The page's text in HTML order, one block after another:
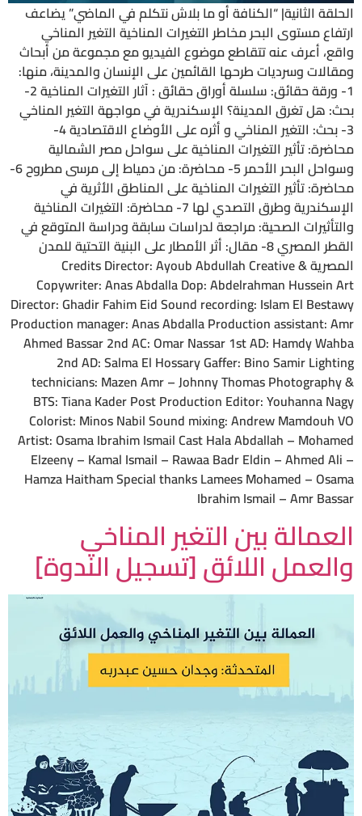
الحلقة الثانية| “الكنافة أو ما بلاش نتكلم في الماضي” يضاعف
ارتفاع مستوى البحر مخاطر التغيرات المناخية التغير المناخي
واقع، أعرف عنه تتقاطع موضوع الفيديو مع مجموعة من أبحاث
ومقالات وسرديات طرحها القائمين على الإنسان والمدينة، منها:
1- ورقة حقائق: سلسلة أوراق حقائق : آثار التغيرات المناخية 2-
بحث: هل تغرق المدينة؟ الإسكندرية في مواجهة التغير المناخي
3- بحث: التغير المناخي و أثره على الأوضاع الاقتصادية 4-
محاضرة: تأثير التغيرات المناخية على سواحل مصر الشمالية
وسواحل البحر الأحمر 5- محاضرة: من دمياط إلى مرسى مطروح 6-
محاضرة: تأثير التغيرات المناخية على المناطق الأثرية في
الإسكندرية وطرق التصدي لها 7- محاضرة: التغيرات المناخية
والتأثيرات الصحية: مراجعة لدراسات سابقة ودراسة المتوقع في
القطر المصري 8- مقال: أثر الأمطار على البنية التحتية للمدن
المصرية Credits Director: Ayoub Abdullah Creative &
Copywriter: Anas Abdalla Dop: Abdelrahman Hussein Art
Director: Ghadir Fahim Eid Sound recording: Islam El Bestawy
Production manager: Anas Abdalla Production assistant: Amr
Ahmed Bassar 2nd AC: Omar Nassar 1st AD: Hamdy Wahba
2nd AD: Salma El Hossary Gaffer: Bino Samir Lighting
technicians: Mazen Amr – Johnny Thomas Photography &
BTS: Tiana Kader Post Production Editor: Youhanna Nagy
Colorist: Minos Nabil Sound mixing: Andrew Mamdouh VO
Artist: Osama Ibrahim Ismail Cast Hala Abdallah – Mohamed
Elzeeny – Kamal Ismail – Rawaa Badr Eldin – Ahmed Ali –
Hamza Haitham Special thanks Lamees Mohamed – Osama
Ibrahim Ismail – Amr Bassar
العمالة بين التغير المناخي
والعمل اللائق [تسجيل الندوة]